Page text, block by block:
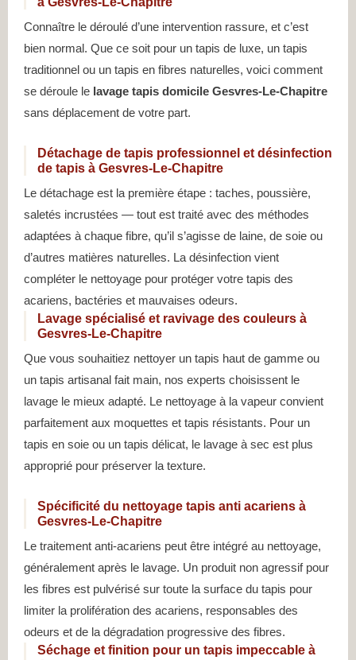
Connaître le déroulé d’une intervention rassure, et c’est
bien normal. Que ce soit pour un tapis de luxe, un tapis
traditionnel ou un tapis en fibres naturelles, voici comment
se déroule le lavage tapis domicile Gesvres-Le-Chapitre
sans déplacement de votre part.
Détachage de tapis professionnel et désinfection
de tapis à Gesvres-Le-Chapitre
Le détachage est la première étape : taches, poussière,
saletés incrustées — tout est traité avec des méthodes
adaptées à chaque fibre, qu’il s’agisse de laine, de soie ou
d’autres matières naturelles. La désinfection vient
compléter le nettoyage pour protéger votre tapis des
acariens, bactéries et mauvaises odeurs.
Lavage spécialisé et ravivage des couleurs à
Gesvres-Le-Chapitre
Que vous souhaitiez nettoyer un tapis haut de gamme ou
un tapis artisanal fait main, nos experts choisissent le
lavage le mieux adapté. Le nettoyage à la vapeur convient
parfaitement aux moquettes et tapis résistants. Pour un
tapis en soie ou un tapis délicat, le lavage à sec est plus
approprié pour préserver la texture.
Spécificité du nettoyage tapis anti acariens à
Gesvres-Le-Chapitre
Le traitement anti-acariens peut être intégré au nettoyage,
généralement après le lavage. Un produit non agressif pour
les fibres est pulvérisé sur toute la surface du tapis pour
limiter la prolifération des acariens, responsables des
odeurs et de la dégradation progressive des fibres.
Séchage et finition pour un tapis impeccable à